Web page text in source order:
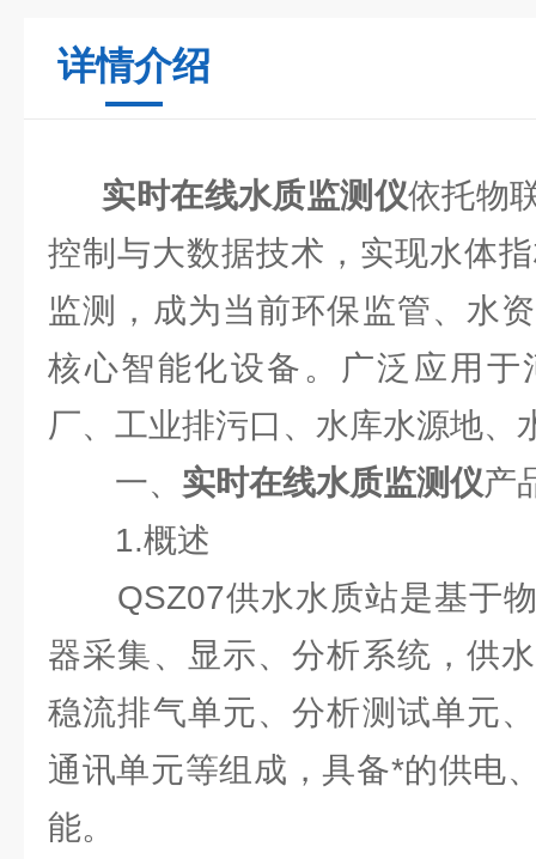
详情介绍
实时在线水质监测仪依托物
控制与大数据技术，实现水体
监测，成为当前环保监管、水
核心智能化设备。广泛应用于
厂、工业排污口、水库水源地、
一、 实时在线水质监测仪产
1.概述
QSZ07供水水质站是基于物
器采集、显示、分析系统，供
稳流排气单元、分析测试单元
通讯单元等组成，具备*的供电
能。